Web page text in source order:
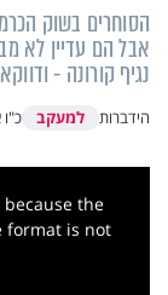
הסוחרים בשוק
אבל הם עדיין לא
נגיף קורונה -
הידברות למעקב
the
format is not